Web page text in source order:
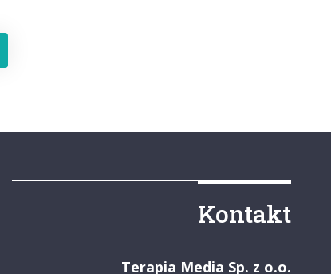
Kontakt
Terapia Media Sp. z o.o.